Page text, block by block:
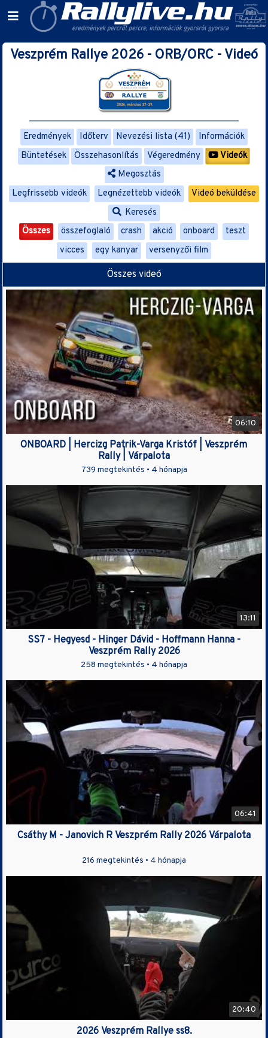
Veszprém Rallye 2026 - ORB/ORC - Videó
Eredmények Időterv Nevezési lista (41)
Információk
Büntetések
Összehasonlítás Végeredmény
Videók
Megosztás
Legfrissebb videók
Legnézettebb videók
Videó beküldése
Keresés
Összes
összefoglaló crash akció onboard
teszt
vicces
egy kanyar versenyzői film
Összes videó
06:10
ONBOARD | Hercizg Patrik-Varga Kristóf | Veszprém
Rally | Várpalota
739 megtekintés • 4 hónapja
13:11
SS7 - Hegyesd - Hinger Dávid - Hoffmann Hanna -
Veszprém Rally 2026
258 megtekintés • 4 hónapja
06:41
Csáthy M - Janovich R Veszprém Rally 2026 Várpalota
216 megtekintés • 4 hónapja
20:40
2026 Veszprém Rallye ss8.